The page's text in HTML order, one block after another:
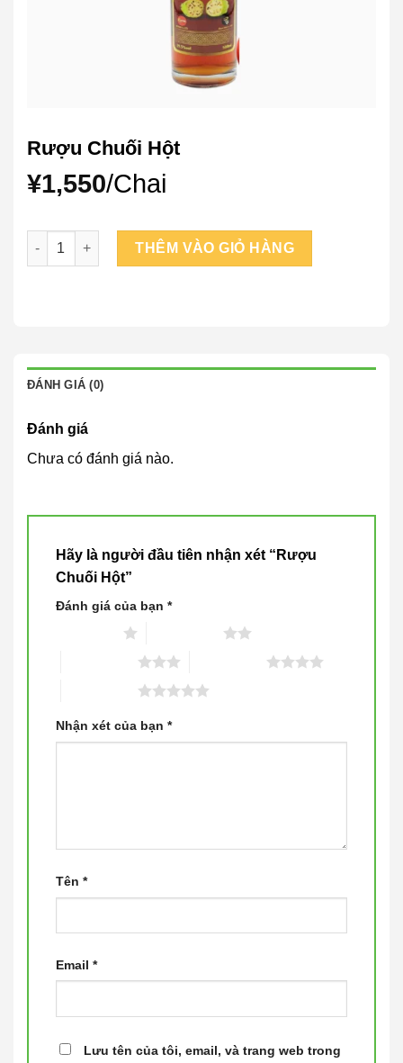
Rượu Chuối Hột
¥1,550/Chai
Rượu Chuối Hột số lượng
THÊM VÀO GIỎ HÀNG
ĐÁNH GIÁ (0)
Đánh giá
Chưa có đánh giá nào.
Hãy là người đầu tiên nhận xét “Rượu
Chuối Hột”
Đánh giá của bạn *
Nhận xét của bạn *
Tên *
Email *
Lưu tên của tôi, email, và trang web trong